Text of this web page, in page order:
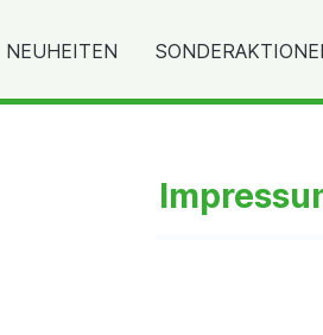
NEUHEITEN